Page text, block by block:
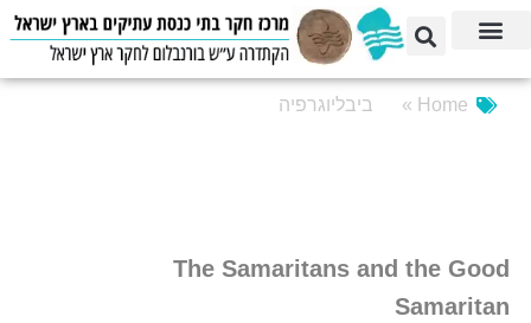
Home » ביבליוגרפיה
The Samaritans and the Good
Samaritan